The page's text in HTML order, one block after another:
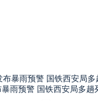
雨预警 国铁西安局多趟